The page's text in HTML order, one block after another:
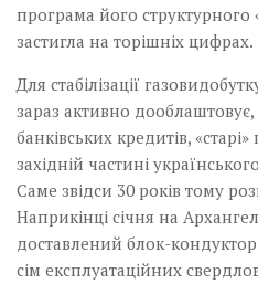
програма його структурного
застигла на торішніх цифрах.
Для стабілізації
зараз активно
банківських кредитів,
західній частині
Саме звідси 30 років тому
Наприкінці січня на
доставлений блок-
сім експлуатаційних